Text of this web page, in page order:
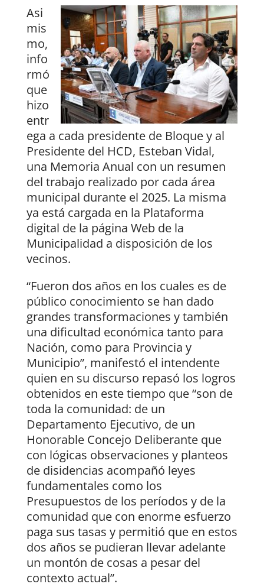
Asi
mis
mo,
info
rmó
que
hizo
entr
ega a cada presidente de Bloque y al
Presidente del HCD, Esteban Vidal,
una Memoria Anual con un resumen
del trabajo realizado por cada área
municipal durante el 2025. La misma
ya está cargada en la Plataforma
digital de la página Web de la
Municipalidad a disposición de los
vecinos.
“Fueron dos años en los cuales es de
público conocimiento se han dado
grandes transformaciones y también
una dificultad económica tanto para
Nación, como para Provincia y
Municipio”, manifestó el intendente
quien en su discurso repasó los logros
obtenidos en este tiempo que “son de
toda la comunidad: de un
Departamento Ejecutivo, de un
Honorable Concejo Deliberante que
con lógicas observaciones y planteos
de disidencias acompañó leyes
fundamentales como los
Presupuestos de los períodos y de la
comunidad que con enorme esfuerzo
paga sus tasas y permitió que en estos
dos años se pudieran llevar adelante
un montón de cosas a pesar del
contexto actual”.